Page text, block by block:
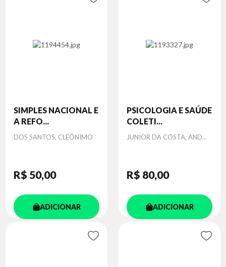
SIMPLES NACIONAL E
A REFO...
Autor
DOS SANTOS, CLEÔNIMO
R$ 50,00
ADICIONAR
PSICOLOGIA E SAÚDE
COLETI...
Autor
JUNIOR DA COSTA, AND...
R$ 80,00
ADICIONAR